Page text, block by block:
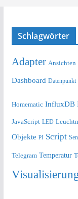
Schlagwörter
Adapter Ansichten
Dashboard Datenpunkt
Homematic InfluxDB
JavaScript LED
Objekte PI Script
Telegram Temperatur